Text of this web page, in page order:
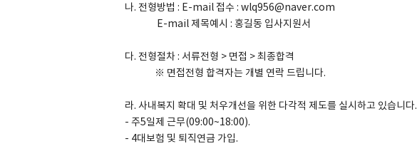
나. 전형방법 : E-mail 접수 : wlq956@naver.com
E-mail 제목예시 : 홍길동 입사지원서
다. 전형절차 : 서류전형 > 면접 > 최종합격
※ 면접전형 합격자는 개별 연락 드립니다.
라. 사내복지 확대 및 처우개선을 위한 다각적 제도를 실시하고 있습니다.
- 주5일제 근무(09:00~18:00).
- 4대보험 및 퇴직연금 가입.